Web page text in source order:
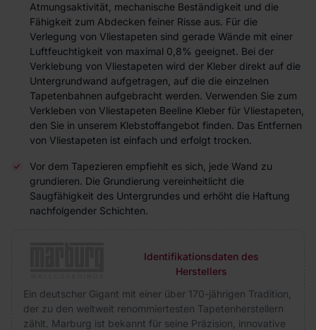
Atmungsaktivität, mechanische Beständigkeit und die
Fähigkeit zum Abdecken feiner Risse aus. Für die
Verlegung von Vliestapeten sind gerade Wände mit einer
Luftfeuchtigkeit von maximal 0,8% geeignet. Bei der
Verklebung von Vliestapeten wird der Kleber direkt auf die
Untergrundwand aufgetragen, auf die die einzelnen
Tapetenbahnen aufgebracht werden. Verwenden Sie zum
Verkleben von Vliestapeten Beeline Kleber für Vliestapeten,
den Sie in unserem Klebstoffangebot finden. Das Entfernen
von Vliestapeten ist einfach und erfolgt trocken.
Vor dem Tapezieren empfiehlt es sich, jede Wand zu
grundieren. Die Grundierung vereinheitlicht die
Saugfähigkeit des Untergrundes und erhöht die Haftung
nachfolgender Schichten.
Identifikationsdaten des
Herstellers
Ein deutscher Gigant mit einer über 170-jährigen Tradition,
der zu den weltweit renommiertesten Tapetenherstellern
zählt. Marburg ist bekannt für seine Präzision, innovative